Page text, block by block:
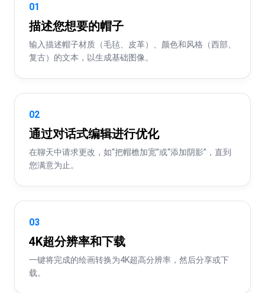
01
描述您想要的帽子
输入描述帽子材质（毛毡、皮革）、颜色和风格（西部、
复古）的文本，以生成基础图像。
02
通过对话式编辑进行优化
在聊天中请求更改，如“把帽檐加宽”或“添加阴影”，直到
您满意为止。
03
4K超分辨率和下载
一键将完成的绘画转换为4K超高分辨率，然后分享或下
载。